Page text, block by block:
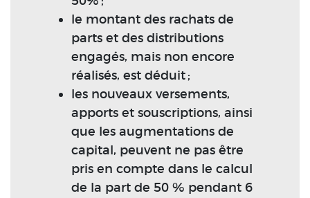
le montant des rachats de
parts et des distributions
engagés, mais non encore
réalisés, est déduit ;
les nouveaux versements,
apports et souscriptions, ainsi
que les augmentations de
capital, peuvent ne pas être
pris en compte dans le calcul
de la part de 50 % pendant 6